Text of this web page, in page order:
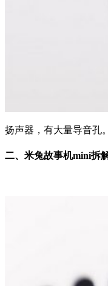
扬声器，有大量导音孔。
二、米兔故事机mini拆